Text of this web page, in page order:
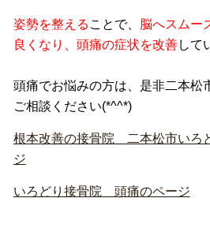
姿勢を整える ことで、
脳へスムー
良くなり、頭痛の症状を改善して
頭痛でお悩みの方は、是非二本松
ご相談ください(*^^*)
根本改善の接骨院 二本松市いろ
ジ
いろどり接骨院 頭痛のページ